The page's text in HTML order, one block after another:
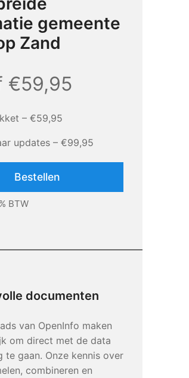
gemeente
Zand
€59,95
– €59,95
updates– €99,95
Bestellen
BTW
documenten
van OpenInfo maken
om direct met de data
te gaan. Onze kennis over
combineren en